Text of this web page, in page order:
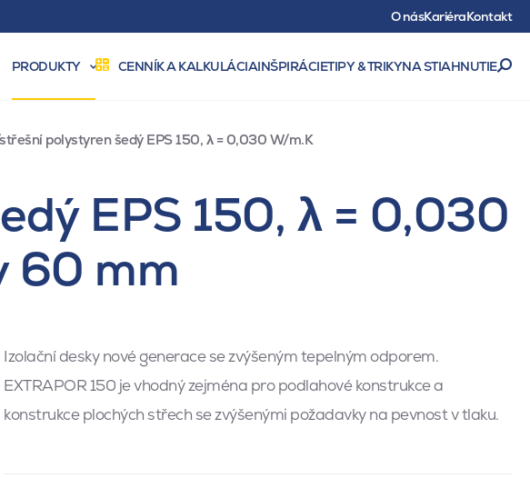
O násKariéraKontakt
PRODUKTY CENNÍK A KALKULÁCIAINŠPIRÁCIETIPY & TRIKYNA STIAHNUTIE
polystyren šedý EPS 150, λ = 0,030 W/m.K
EPS 150, λ = 0,030
60 mm
Izolační desky nové generace se zvýšeným tepelným odporem.
EXTRAPOR 150 je vhodný zejména pro podlahové konstrukce a
konstrukce plochých střech se zvýšenými požadavky na pevnost v tlaku.